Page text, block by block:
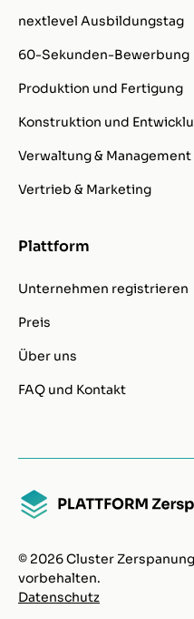
nextlevel Ausbildungstag
60-Sekunden-Bewerbung
Produktion und Fertigung
Konstruktion und
Verwaltung & Management
Vertrieb & Marketing
Plattform
Unternehmen registrieren
Preis
Über uns
FAQ und Kontakt
© 2026 Cluster
vorbehalten.
Datenschutz